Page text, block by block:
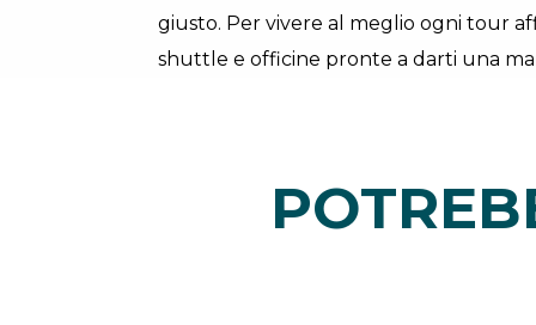
giusto. Per vivere al meglio ogni tour
shuttle e officine pronte a darti una